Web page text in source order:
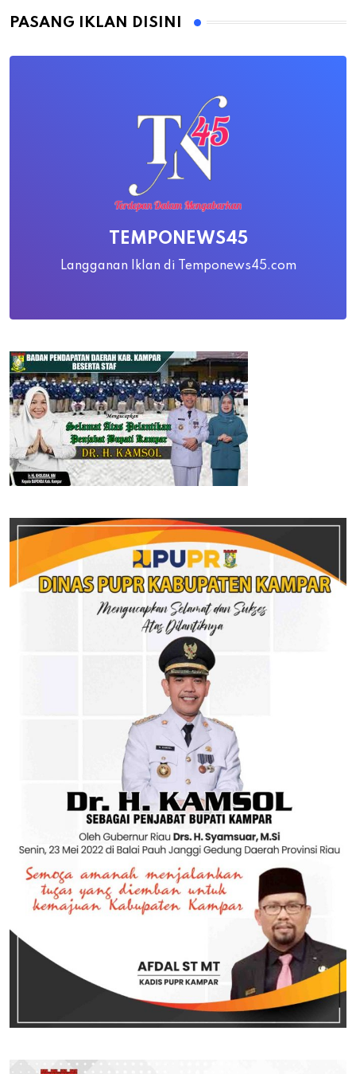
PASANG IKLAN DISINI
TEMPONEWS45
Langganan Iklan di Temponews45.com